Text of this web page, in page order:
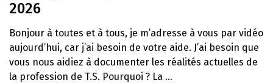
2026
Bonjour à toutes et à tous, je m’adresse à vous par vidéo
aujourd’hui, car j’ai besoin de votre aide. J’ai besoin que
vous nous aidiez à documenter les réalités actuelles de
la profession de T.S. Pourquoi ? La ...